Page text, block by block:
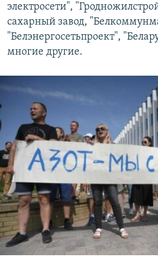
электросети",
сахарный завод,
"Белэнергосетьпроект",
многие другие.